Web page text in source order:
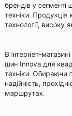
брендів у сегменті
техніки. Продукція
технології, високу
В інтернет-
шин Innova для
техніки. Обираючи
надійність,
маршрутах.